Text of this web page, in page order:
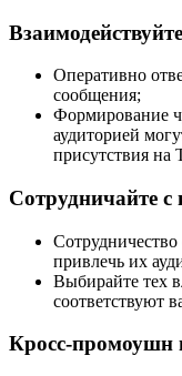
Оперативно
сообщения;
Формирование
аудиторией
присутствия на
Сотрудничайте
привлечь их
Выбирайте тех
соответствуют
Кросс-промоушн